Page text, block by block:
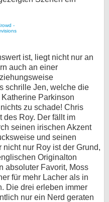
ist, liegt nicht nur an
auch an einer
schrille Jen, welche die
Parkinson
zu schade! Chris
des Roy. Der fällt im
seinen irischen Akzent
und seinen
nur Roy ist der Grund,
Originalton
absoluter Favorit, Moss
für mehr Lacher als in
Die drei erleben immer
nur ein Nerd geraten